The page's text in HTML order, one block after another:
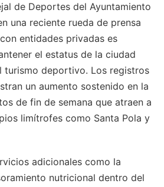
de Deportes del Ayuntamiento
una reciente rueda de prensa
entidades privadas es
el estatus de la ciudad
turismo deportivo. Los registros
un aumento sostenido en la
de fin de semana que atraen a
limítrofes como Santa Pola y
adicionales como la
nutricional dentro del